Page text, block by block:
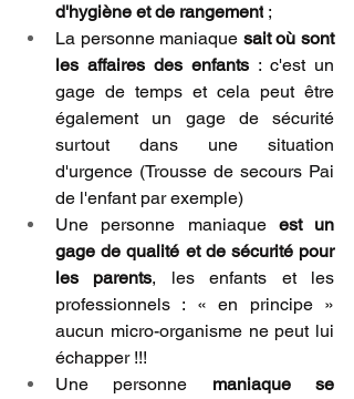
d'hygiène et de rangement ;
La personne maniaque sait où sont
les affaires des enfants : c'est un
gage de temps et cela peut être
également un gage de sécurité
surtout dans une situation
d'urgence (Trousse de secours Pai
de l'enfant par exemple)
Une personne maniaque est un
gage de qualité et de sécurité pour
les parents, les enfants et les
professionnels : « en principe »
aucun micro-organisme ne peut lui
échapper !!!
Une personne maniaque se